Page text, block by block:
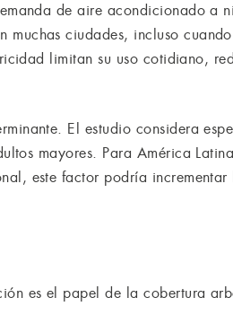
de aire acondicionado a
ciudades, incluso
limitan su uso cotidiano,
El estudio considera
mayores. Para América
este factor podría
es el papel de la cobertura